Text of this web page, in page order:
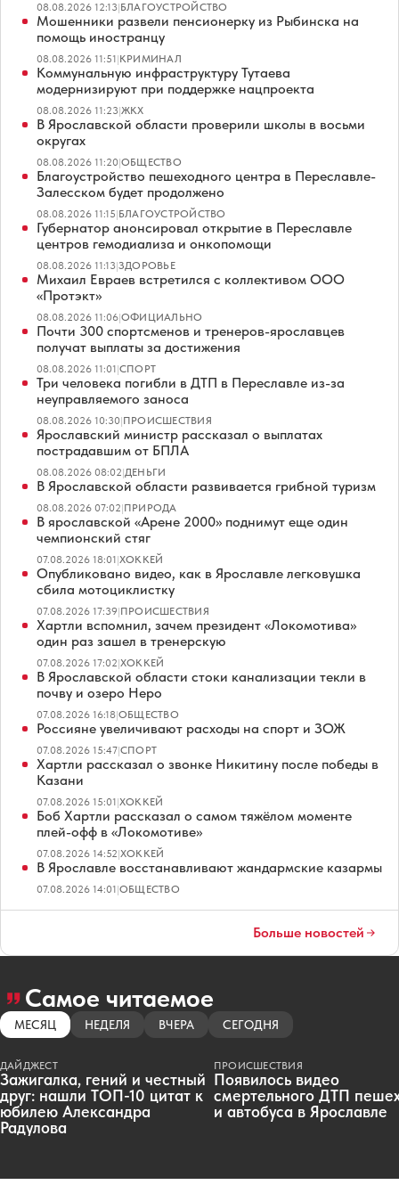
08.08.2026 12:13|БЛАГОУСТРОЙСТВО
Мошенники развели пенсионерку из Рыбинска на
помощь иностранцу
08.08.2026 11:51|КРИМИНАЛ
Коммунальную инфраструктуру Тутаева
модернизируют при поддержке нацпроекта
08.08.2026 11:23|ЖКХ
В Ярославской области проверили школы в восьми
округах
08.08.2026 11:20|ОБЩЕСТВО
Благоустройство пешеходного центра в Переславле-
Залесском будет продолжено
08.08.2026 11:15|БЛАГОУСТРОЙСТВО
Губернатор анонсировал открытие в Переславле
центров гемодиализа и онкопомощи
08.08.2026 11:13|ЗДОРОВЬЕ
Михаил Евраев встретился с коллективом ООО
«Протэкт»
08.08.2026 11:06|ОФИЦИАЛЬНО
Почти 300 спортсменов и тренеров-ярославцев
получат выплаты за достижения
08.08.2026 11:01|СПОРТ
Три человека погибли в ДТП в Переславле из-за
неуправляемого заноса
08.08.2026 10:30|ПРОИСШЕСТВИЯ
Ярославский министр рассказал о выплатах
пострадавшим от БПЛА
08.08.2026 08:02|ДЕНЬГИ
В Ярославской области развивается грибной туризм
08.08.2026 07:02|ПРИРОДА
В ярославской «Арене 2000» поднимут еще один
чемпионский стяг
07.08.2026 18:01|ХОККЕЙ
Опубликовано видео, как в Ярославле легковушка
сбила мотоциклистку
07.08.2026 17:39|ПРОИСШЕСТВИЯ
Хартли вспомнил, зачем президент «Локомотива»
один раз зашел в тренерскую
07.08.2026 17:02|ХОККЕЙ
В Ярославской области стоки канализации текли в
почву и озеро Неро
07.08.2026 16:18|ОБЩЕСТВО
Россияне увеличивают расходы на спорт и ЗОЖ
07.08.2026 15:47|СПОРТ
Хартли рассказал о звонке Никитину после победы в
Казани
07.08.2026 15:01|ХОККЕЙ
Боб Хартли рассказал о самом тяжёлом моменте
плей-офф в «Локомотиве»
07.08.2026 14:52|ХОККЕЙ
В Ярославле восстанавливают жандармские казармы
07.08.2026 14:01|ОБЩЕСТВО
Больше новостей
Самое читаемое
МЕСЯЦ НЕДЕЛЯ ВЧЕРА СЕГОДНЯ
ДАЙДЖЕСТ
Зажигалка, гений и честный
друг: нашли ТОП-10 цитат к
юбилею Александра
Радулова
ПРОИСШЕСТВИЯ
Появилось видео
смертельного ДТП
и автобуса в Ярославле